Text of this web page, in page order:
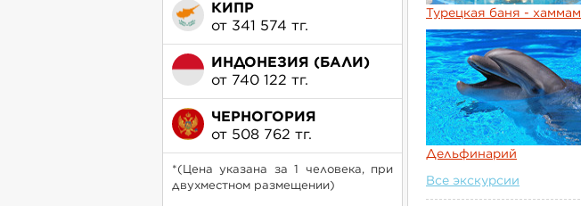
КИПР
от 341 574 тг.
ИНДОНЕЗИЯ (БАЛИ)
от 740 122 тг.
ЧЕРНОГОРИЯ
от 508 762 тг.
*(Цена указана за 1 человека, при
двухместном размещении)
Турецкая баня - хаммам
Дельфинарий
Все экскурсии